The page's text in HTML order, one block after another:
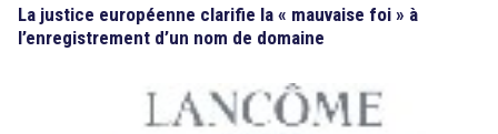
La justice européenne clarifie la « mauvaise foi » à
l’enregistrement d’un nom de domaine